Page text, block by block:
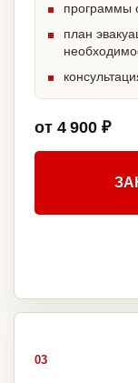
программы
план
от 4 900 ₽
03